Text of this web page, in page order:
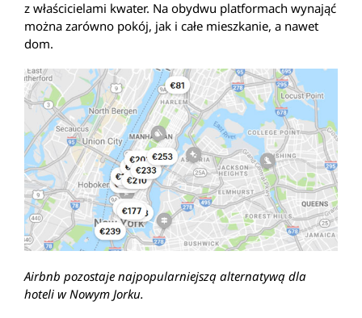
z właścicielami kwater. Na obydwu platformach wynająć
można zarówno pokój, jak i całe mieszkanie, a nawet
dom.
Airbnb pozostaje najpopularniejszą alternatywą dla
hoteli w Nowym Jorku.